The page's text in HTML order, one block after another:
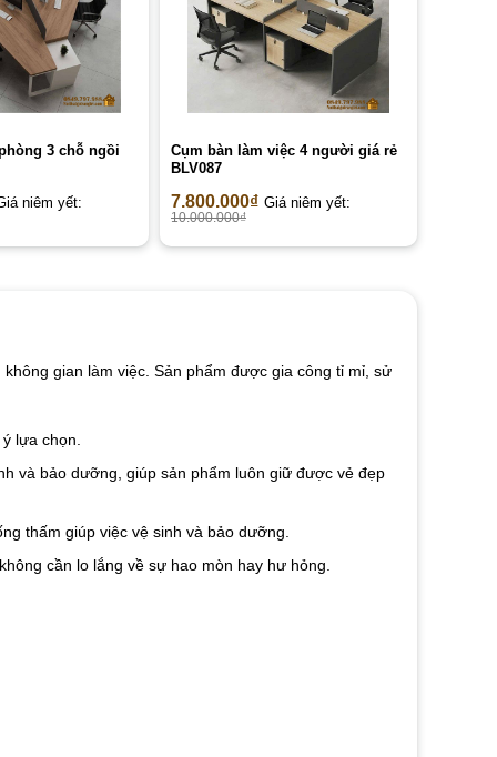
3 chỗ ngồi
niêm yết:
Cụm bàn làm việc 4 người giá rẻ
BLV087
7.800.000₫ Giá niêm yết:
10.000.000₫
gian làm việc. Sản phẩm được gia công tỉ mỉ, sử
lựa chọn.
và bảo dưỡng, giúp sản phẩm luôn giữ được vẻ đẹp
thấm giúp việc vệ sinh và bảo dưỡng.
cần lo lắng về sự hao mòn hay hư hỏng.